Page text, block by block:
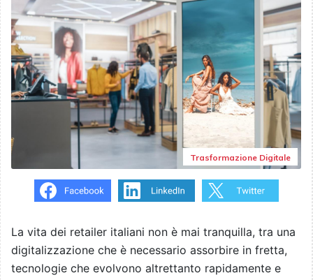
Trasformazione Digitale
La vita dei retailer italiani non è mai tranquilla, tra una
digitalizzazione che è necessario assorbire in fretta,
tecnologie che evolvono altrettanto rapidamente e